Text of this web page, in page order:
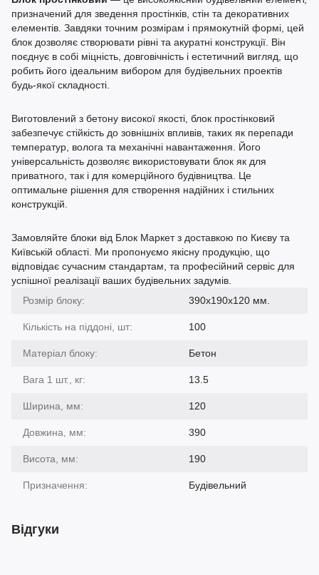
призначений для зведення простінків, стін та декоративних
елементів. Завдяки точним розмірам і прямокутній формі, цей
блок дозволяє створювати рівні та акуратні конструкції. Він
поєднує в собі міцність, довговічність і естетичний вигляд, що
робить його ідеальним вибором для будівельних проектів
будь-якої складності.
Виготовлений з бетону високої якості, блок простінковий
забезпечує стійкість до зовнішніх впливів, таких як перепади
температур, волога та механічні навантаження. Його
універсальність дозволяє використовувати блок як для
приватного, так і для комерційного будівництва. Це
оптимальне рішення для створення надійних і стильних
конструкцій.
Замовляйте блоки від Блок Маркет з доставкою по Києву та
Київській області. Ми пропонуємо якісну продукцію, що
відповідає сучасним стандартам, та професійний сервіс для
успішної реалізації ваших будівельних задумів.
Розмір блоку:
390х190х120 мм.
Кількість на піддоні, шт: 100
Матеріал блоку: Бетон
Вага 1 шт., кг: 13.5
Ширина, мм: 120
Довжина, мм: 390
Висота, мм: 190
Призначення: Будівельний
Відгуки